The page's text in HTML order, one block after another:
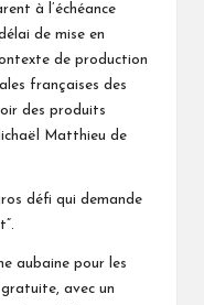
à l’échéance
de mise en
de production
françaises des
des produits
Matthieu de
défi qui demande
aubaine pour les
avec un